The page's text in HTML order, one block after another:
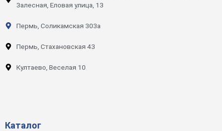
Залесная, Еловая улица, 13
Пермь, Соликамская 303а
Пермь, Стахановская 43
Култаево, Веселая 10
Каталог